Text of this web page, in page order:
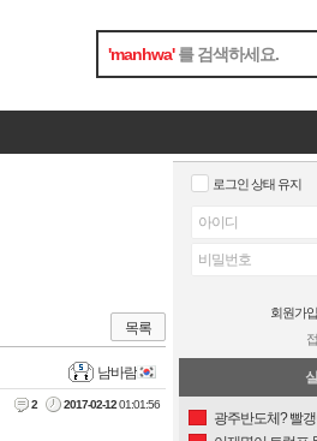
'manhwa'를 검색하세요.
목록
남바람
2 2017-02-1201:01:56
로그인 상태 유지
회원가입
광주반도체? 빨